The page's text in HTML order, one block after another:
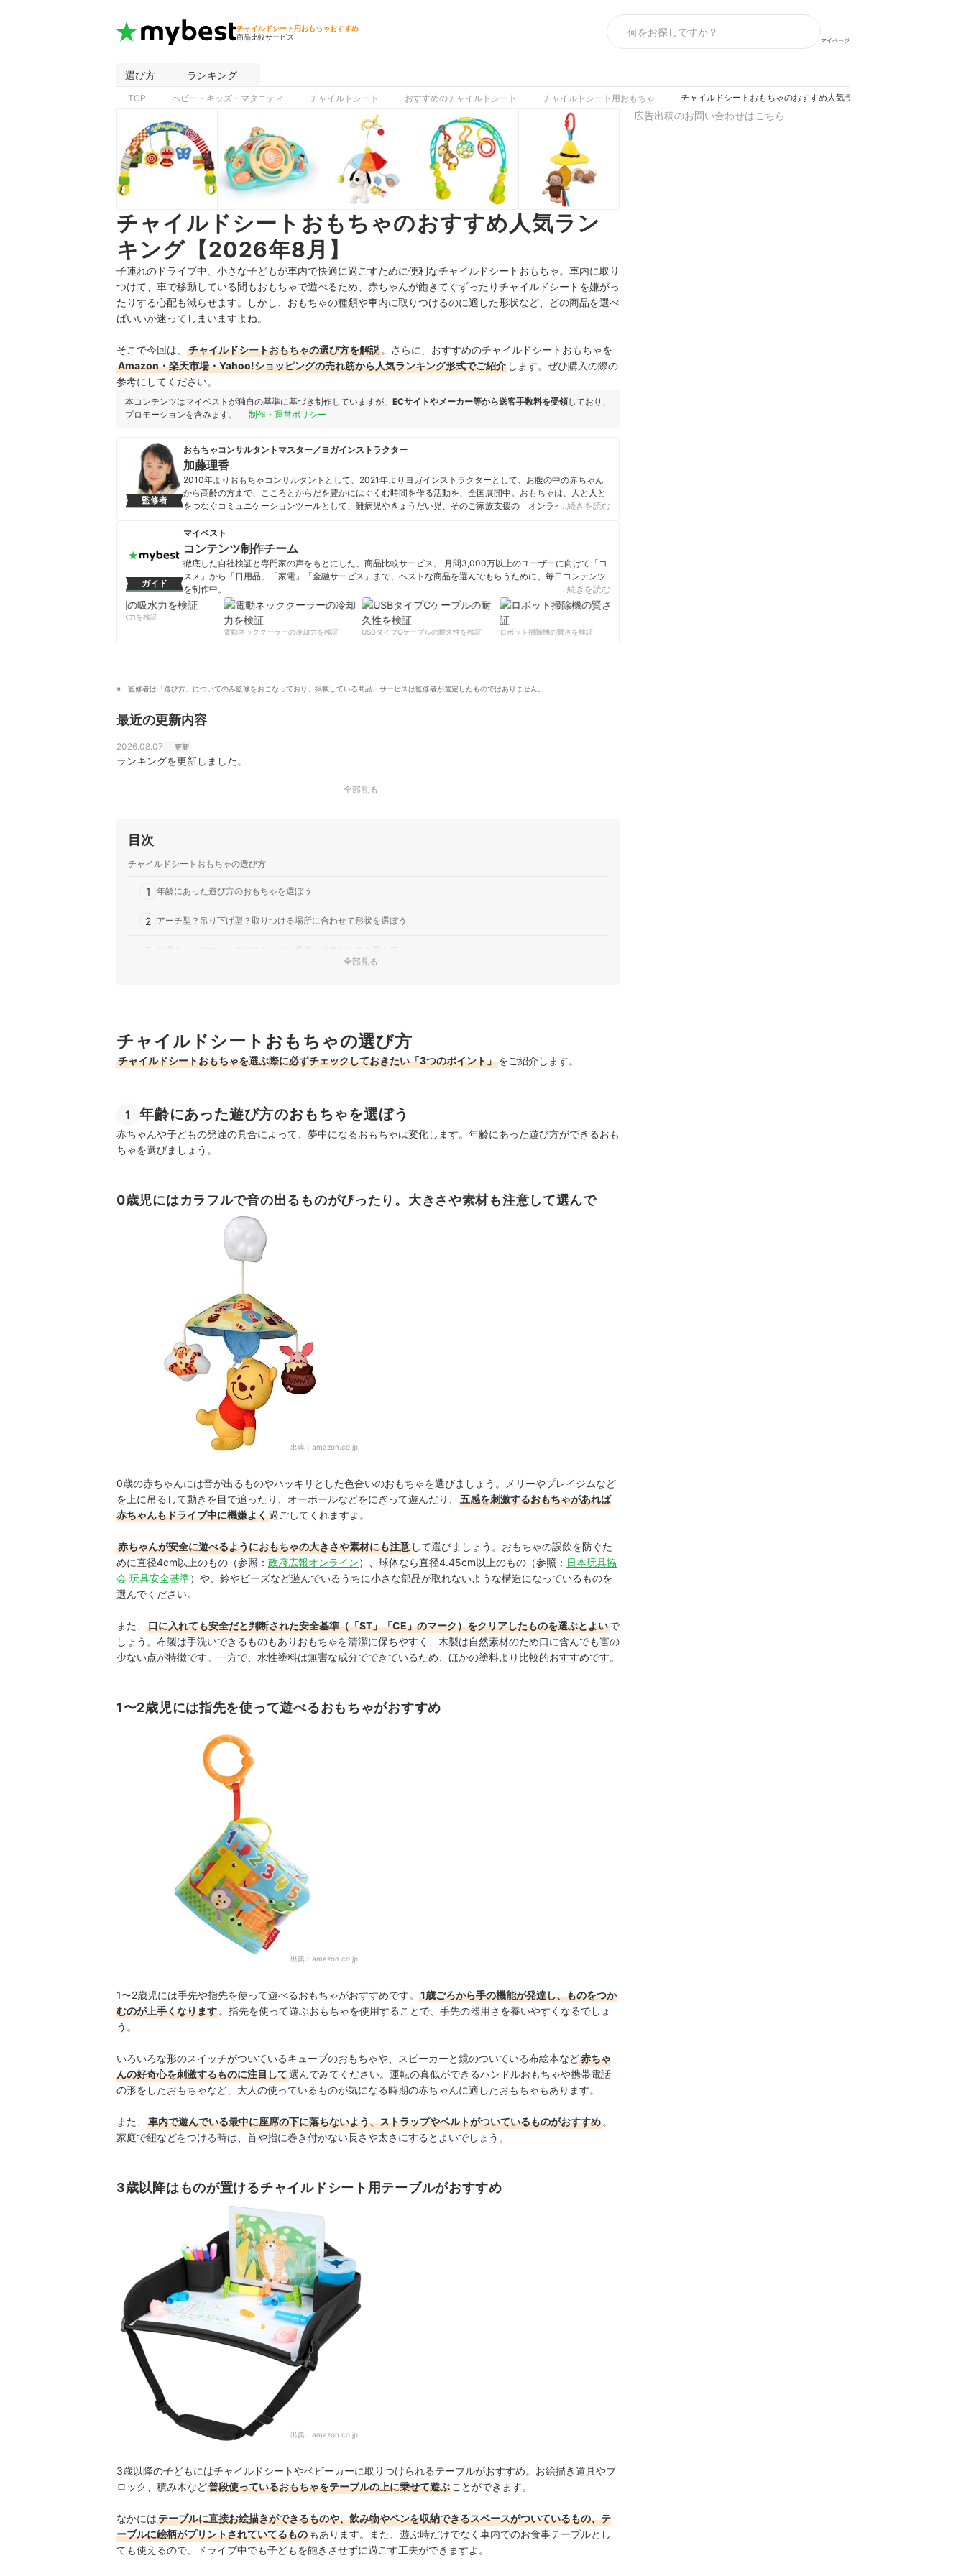
チャイルドシート用おもちゃおすすめ
商品比較サービス
マイページ
選び方 ランキング
TOP ベビー・キッズ・マタニティ チャイルドシート おすすめのチャイルドシート チャイルドシート用おもちゃ チャイルドシートおもちゃのおすすめ人気ランキング【2026年8月】
チャイルドシートおもちゃのおすすめ人気ラン
キング【2026年8月】
子連れのドライブ中、小さな子どもが車内で快適に過ごすために便利なチャイルドシートおもちゃ。車内に取り
つけて、車で移動している間もおもちゃで遊べるため、赤ちゃんが飽きてぐずったりチャイルドシートを嫌がっ
たりする心配も減らせます。しかし、おもちゃの種類や車内に取りつけるのに適した形状など、どの商品を選べ
ばいいか迷ってしまいますよね。
そこで今回は、 チャイルドシートおもちゃの選び方を解説 。さらに、おすすめのチャイルドシートおもちゃを
Amazon・楽天市場・Yahoo!ショッピングの売れ筋から人気ランキング形式でご紹介 します。ぜひ購入の際の
参考にしてください。
本コンテンツはマイベストが独自の基準に基づき制作していますが、 ECサイトやメーカー等から送客手数料を受領しており、
プロモーションを含みます。
制作・運営ポリシー
監修者
おもちゃコンサルタントマスター／ヨガインストラクター
加藤理香
2010年よりおもちゃコンサルタントとして、2021年よりヨガインストラクターとして、お腹の中の赤ちゃん
から高齢の方まで、こころとからだを豊かにはぐくむ時間を作る活動を、全国展開中。おもちゃは、人と人と
をつなぐコミュニケーションツールとして、難病児やきょうだい児、そのご家族支援の「オンラインおもちゃ
局。
加藤理香のプロフィール
…続きを読む
ガイド
マイベスト
コンテンツ制作チーム
徹底した自社検証と専門家の声をもとにした、商品比較サービス。 月間3,000万以上のユーザーに向けて「コ
スメ」から「日用品」「家電」「金融サービス」まで、ベストな商品を選んでもらうために、毎日コンテンツ
を制作中。
コンテンツ制作チームのプロフィール
…続きを読む
柔軟剤の吸水力を検証
電動ネッククーラーの冷却力を検証
USBタイプCケーブルの耐久性を検証 ロボット掃除機の賢さを検証
監修者は「選び方」についてのみ監修をおこなっており、掲載している商品・サービスは監修者が選定したものではありません。
最近の更新内容
2026.08.07 更新
ランキングを更新しました。
全部見る
目次
チャイルドシートおもちゃの選び方
1 年齢にあった遊び方のおもちゃを選ぼう
2 アーチ型？吊り下げ型？取りつける場所に合わせて形状を選ぼう
3 お手入れしやすいものがほしいなら手洗い可能なものを選んで
チャイルドシートおもちゃの売れ筋ランキングもチェック！
全部見る
チャイルドシートおもちゃの選び方
チャイルドシートおもちゃを選ぶ際に必ずチェックしておきたい「3つのポイント」をご紹介します。
1 年齢にあった遊び方のおもちゃを選ぼう
赤ちゃんや子どもの発達の具合によって、夢中になるおもちゃは変化します。年齢にあった遊び方ができるおも
ちゃを選びましょう。
0歳児にはカラフルで音の出るものがぴったり。大きさや素材も注意して選んで
出典： amazon.co.jp
0歳の赤ちゃんには音が出るものやハッキリとした色合いのおもちゃを選びましょう。メリーやプレイジムなど
を上に吊るして動きを目で追ったり、オーボールなどをにぎって遊んだり、
五感を刺激するおもちゃがあれば
赤ちゃんもドライブ中に機嫌よく過ごしてくれますよ。
赤ちゃんが安全に遊べるようにおもちゃの大きさや素材にも注意 して選びましょう。おもちゃの誤飲を防ぐた
めに直径4cm以上のもの（参照： 政府広報オンライン）、球体なら直径4.45cm以上のもの（参照： 日本玩具協
会 玩具安全基準）や、鈴やビーズなど遊んでいるうちに小さな部品が取れないような構造になっているものを
選んでください。
また、 口に入れても安全だと判断された安全基準（「ST」「CE」のマーク）をクリアしたものを選ぶとよいで
しょう。布製は手洗いできるものもありおもちゃを清潔に保ちやすく、木製は自然素材のため口に含んでも害の
少ない点が特徴です。一方で、水性塗料は無害な成分でできているため、ほかの塗料より比較的おすすめです。
1〜2歳児には指先を使って遊べるおもちゃがおすすめ
出典： amazon.co.jp
1〜2歳児には手先や指先を使って遊べるおもちゃがおすすめです。
1歳ごろから手の機能が発達し、ものをつか
むのが上手くなります 。指先を使って遊ぶおもちゃを使用することで、手先の器用さを養いやすくなるでしょ
う。
いろいろな形のスイッチがついているキューブのおもちゃや、スピーカーと鏡のついている布絵本など赤ちゃ
んの好奇心を刺激するものに注目して選んでみてください。運転の真似ができるハンドルおもちゃや携帯電話
の形をしたおもちゃなど、大人の使っているものが気になる時期の赤ちゃんに適したおもちゃもあります。
また、 車内で遊んでいる最中に座席の下に落ちないよう、ストラップやベルトがついているものがおすすめ 。
家庭で紐などをつける時は、首や指に巻き付かない長さや太さにするとよいでしょう。
3歳以降はものが置けるチャイルドシート用テーブルがおすすめ
出典： amazon.co.jp
3歳以降の子どもにはチャイルドシートやベビーカーに取りつけられるテーブルがおすすめ。お絵描き道具やブ
ロック、積み木など普段使っているおもちゃをテーブルの上に乗せて遊ぶ ことができます。
なかにはテーブルに直接お絵描きができるものや、飲み物やペンを収納できるスペースがついているもの、テ
ーブルに絵柄がプリントされていてるもの もあります。また、遊ぶ時だけでなく車内でのお食事テーブルとし
ても使えるので、ドライブ中でも子どもを飽きさせずに過ごす工夫ができますよ。
広告出稿のお問い合わせはこちら